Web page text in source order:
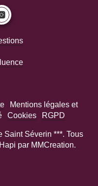
Mentions légales et
Cookies RGPD
Séverin ***. Tous
par MMCreation.